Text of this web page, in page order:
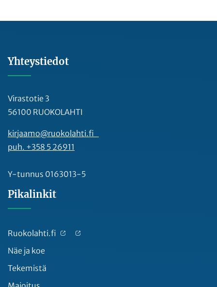
Yhteystiedot
Virastotie 3
56100 RUOKOLAHTI
kirjaamo@ruokolahti.fi
puh. +358 5 26911
Y-tunnus 0163013-5
Pikalinkit
Ruokolahti.fi
Näe ja koe
Tekemistä